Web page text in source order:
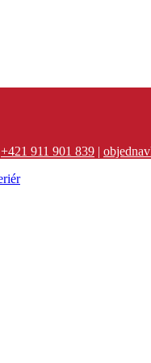
+421 911 901 839 |